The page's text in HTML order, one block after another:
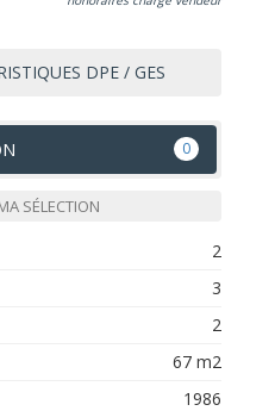
DPE / GES
0
SÉLECTION
2
3
2
67 m2
1986